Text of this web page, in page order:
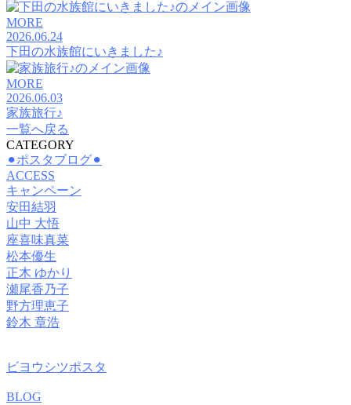
MORE
2026.06.24
下田の水族館にいきました♪
MORE
2026.06.03
家族旅行♪
一覧へ戻る
CATEGORY
⚫︎ポスタブログ⚫︎
ACCESS
キャンペーン
安田結羽
山中 大悟
座喜味真菜
松本優生
正木 ゆかり
瀬尾香乃子
野方理恵子
鈴木 章浩
ビヨウシツポスタ
BLOG